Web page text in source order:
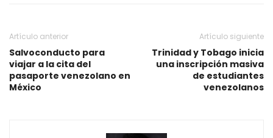
Artículo anterior
Salvoconducto para
viajar a la cita del
pasaporte venezolano en
México
Artículo siguiente
Trinidad y Tobago inicia
una inscripción masiva
de estudiantes
venezolanos